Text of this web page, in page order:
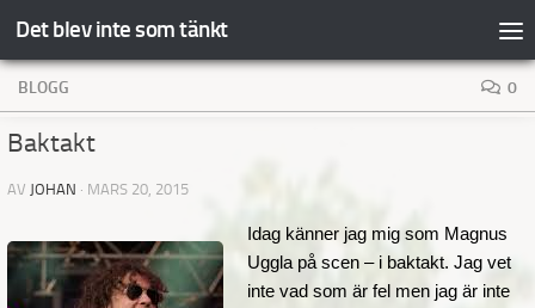
Hoppa till innehåll
Det blev inte som tänkt
BLOGG 0
Baktakt
AV JOHAN · MARS 20, 2015
Idag känner jag mig som Magnus
Uggla på scen – i baktakt. Jag vet
inte vad som är fel men jag är inte